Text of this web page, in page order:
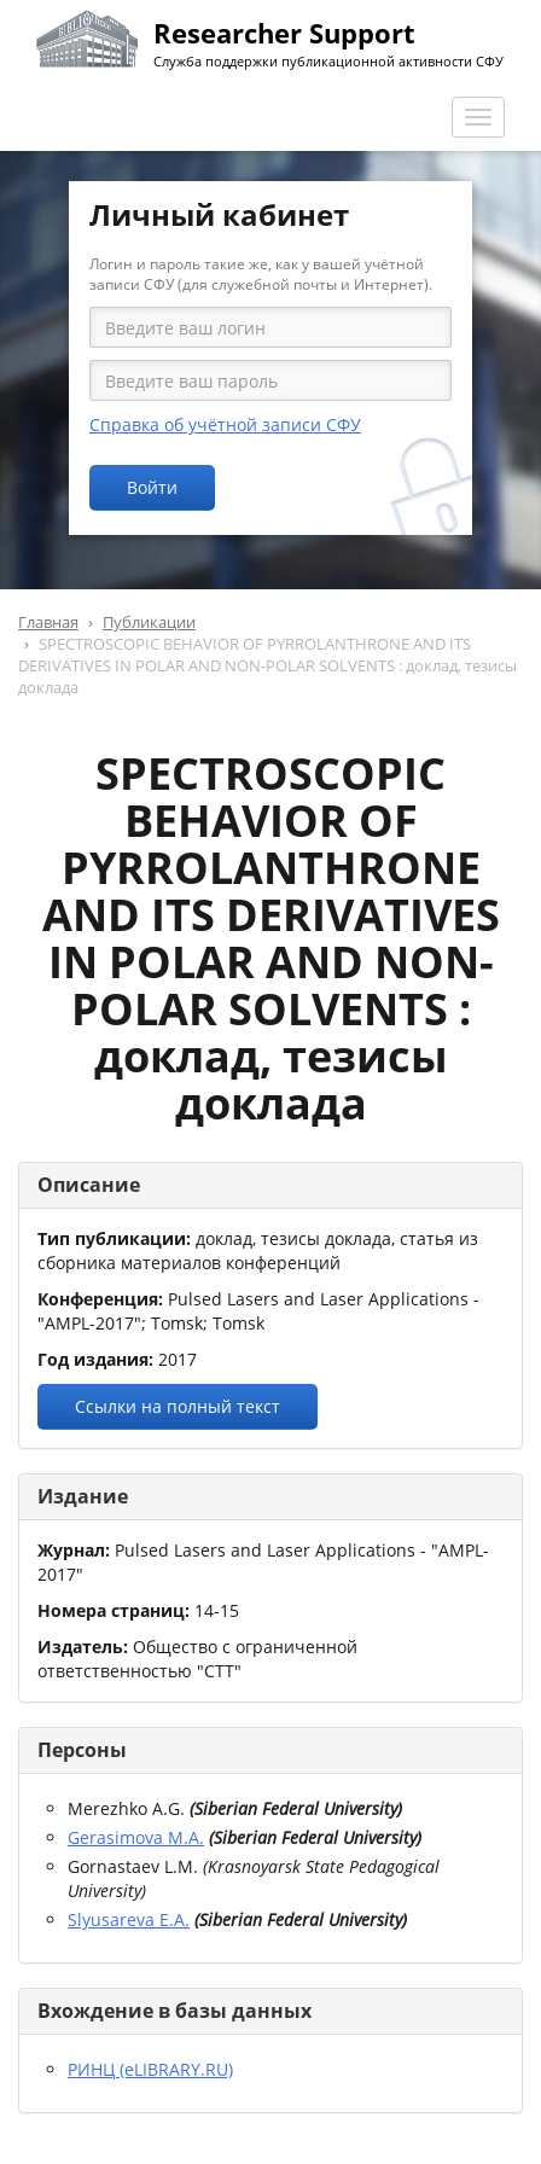
Перейти
основному
Researcher Support
Служба поддержки публикационной активности СФУ
Личный кабинет
Логин и пароль такие же, как у вашей учётной
записи СФУ (для служебной почты и Интернет).
Справка об учётной записи СФУ
Войти
Главная
Публикации
SPECTROSCOPIC BEHAVIOR OF PYRROLANTHRONE AND ITS
DERIVATIVES IN POLAR AND NON-POLAR SOLVENTS : доклад, тезисы
доклада
SPECTROSCOPIC
BEHAVIOR OF
PYRROLANTHRONE
AND ITS DERIVATIVES
IN POLAR AND NON-
POLAR SOLVENTS :
доклад, тезисы
доклада
Описание
Тип публикации: доклад, тезисы доклада, статья из
сборника материалов конференций
Конференция: Pulsed Lasers and Laser Applications -
"AMPL-2017"; Tomsk; Tomsk
Год издания: 2017
Ссылки на полный текст
Издание
Журнал: Pulsed Lasers and Laser Applications - "AMPL-
2017"
Номера страниц: 14-15
Издатель: Общество с ограниченной
ответственностью "СТТ"
Персоны
Merezhko A.G. (Siberian Federal University)
Gerasimova M.A. (Siberian Federal University)
Gornastaev L.M. (Krasnoyarsk State Pedagogical
University)
Slyusareva E.A. (Siberian Federal University)
Вхождение в базы данных
РИНЦ (eLIBRARY.RU)